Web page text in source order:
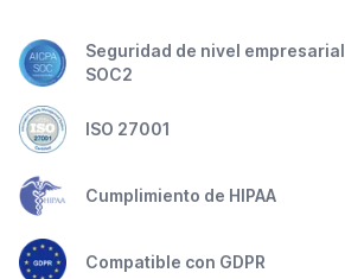
Seguridad de nivel empresarial
SOC2
ISO 27001
Cumplimiento de HIPAA
Compatible con GDPR